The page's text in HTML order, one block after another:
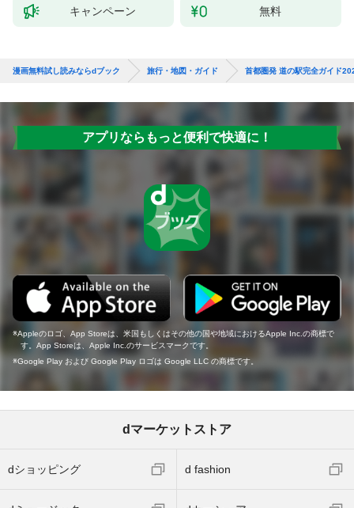
キャンペーン 無料
漫画無料試し読みならdブック 旅行・地図・ガイド 首都圏発 道の駅完全ガイド
アプリならもっと便利で快適に！
Appleのロゴ、App Storeは、米国もしくはその他の国や地域におけるApple Inc.の商標で
す。App Storeは、Apple Inc.のサービスマークです。
Google Play および Google Play ロゴは Google LLC の商標です。
dマーケットストア
dショッピング d fashion